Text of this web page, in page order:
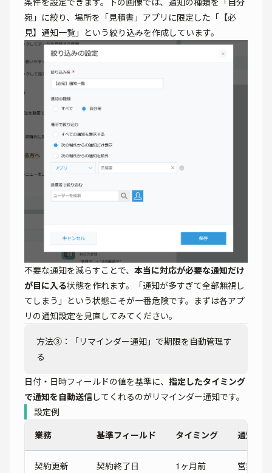
宛」に絞り、場所を「見積書」アプリに限定した「【必
見】通知一覧」という絞り込みを作成しています。
不要な通知を減らすことで、 本当に対応が必要な通知だけ
が目に入る状態を作れます。「通知が多すぎて全部無視し
てしまう」という状態こそが一番危険です。まずは各アプ
リの通知設定を見直してみてください。
方法③：「リマインダー通知」で期限を自動管理す
る
日付・日時フィールドの値を基準に、 指定したタイミング
で通知を自動送信してくれるのがリマインダー通知です。
設定例
業務
基準フィールド タイミング 通知先
契約更新 契約終了日 1ヶ月前 営業担当